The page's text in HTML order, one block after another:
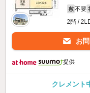
敷 不要
2階 /
お
提供
クレメント